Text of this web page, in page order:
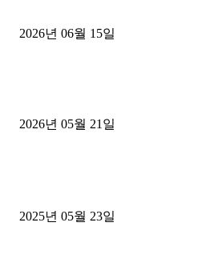
2026년 06월 15일
2026년 05월 21일
2025년 05월 23일